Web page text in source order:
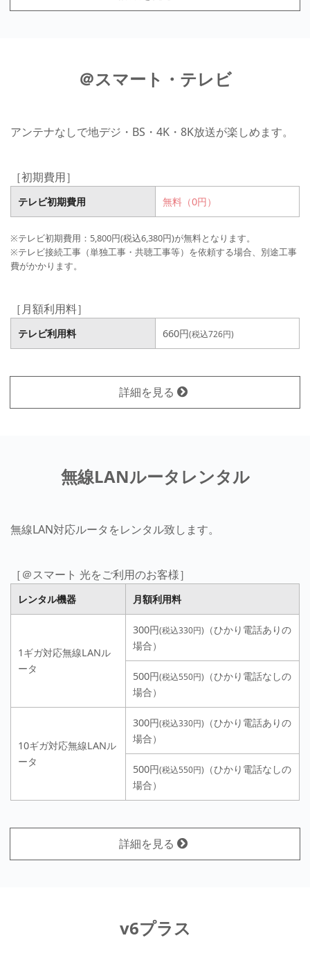
＠スマート・テレビ
アンテナなしで地デジ・BS・4K・8K放送が楽しめます。
［初期費用］
テレビ初期費用 無料（0円）
※テレビ初期費用：5,800円(税込6,380円)が無料となります。
※テレビ接続工事（単独工事・共聴工事等）を依頼する場合、別途工事
費がかかります。
［月額利用料］
テレビ利用料 660円(税込726円)
詳細を見る
無線LANルータレンタル
無線LAN対応ルータをレンタル致します。
［＠スマート 光をご利用のお客様］
レンタル機器 月額利用料
1ギガ対応無線LANル
ータ
300円(税込330円) （ひかり電話ありの
場合）
500円(税込550円) （ひかり電話なしの
場合）
10ギガ対応無線LANル
ータ
300円(税込330円) （ひかり電話ありの
場合）
500円(税込550円) （ひかり電話なしの
場合）
詳細を見る
v6プラス